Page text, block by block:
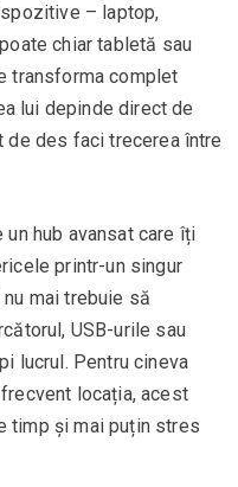
– laptop,
chiar tabletă sau
transforma complet
lui depinde direct de
des faci trecerea între
hub avansat care îți
printr-un singur
mai trebuie să
USB-urile sau
lucrul. Pentru cineva
locația, acest
timp și mai puțin stres